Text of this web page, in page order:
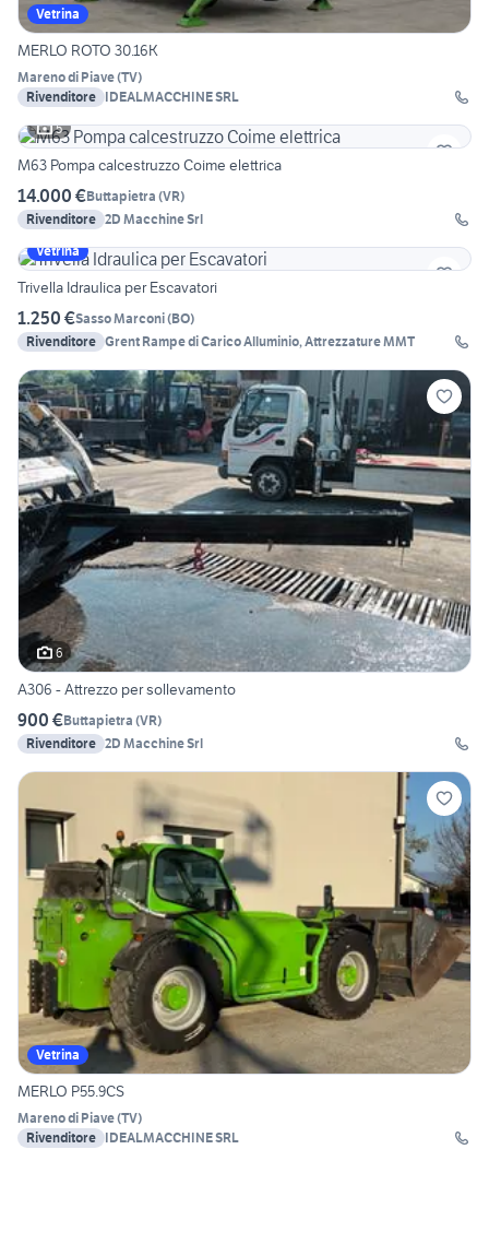
Vetrina
MERLO ROTO 30.16K
Mareno di Piave(TV)
Rivenditore IDEALMACCHINE SRL
5
M63 Pompa calcestruzzo Coime elettrica
14.000 €Buttapietra (VR)
Rivenditore 2D Macchine Srl
Vetrina
Trivella Idraulica per Escavatori
1.250 €Sasso Marconi(BO)
Rivenditore Grent Rampe di Carico Alluminio, Attrezzature MMT
6
A306 - Attrezzo per sollevamento
900 €Buttapietra (VR)
Rivenditore 2D Macchine Srl
Vetrina
MERLO P55.9CS
Mareno di Piave(TV)
Rivenditore IDEALMACCHINE SRL